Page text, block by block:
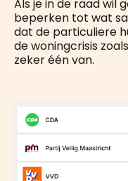
Als je in de raad wil
beperken tot wat
dat de particuliere
de woningcrisis
zeker één van.